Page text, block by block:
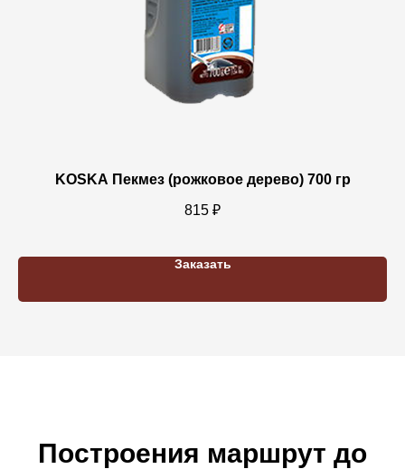
KOSKA Пекмез (рожковое дерево) 700 гр
815 ₽
Заказать
Построения маршрут до